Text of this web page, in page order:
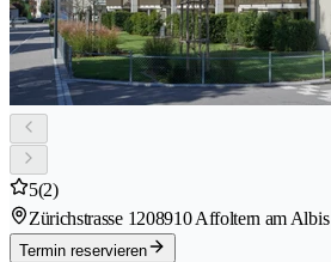
5(2)
Zürichstrasse 1208910 Affoltern am Albis
Termin reservieren